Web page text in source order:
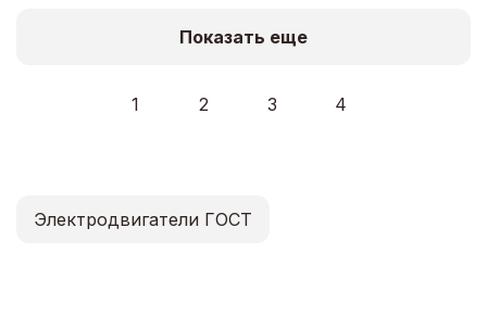
Показать еще
1 2 3 4
Электродвигатели ГОСТ